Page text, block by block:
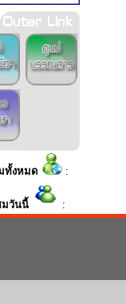
ทั้งหมด :
วันนี้ :